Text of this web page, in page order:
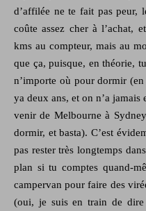
d’affilée ne te fait pas peur,
coûte assez cher à l’achat,
kms au compteur, mais au
que ça, puisque, en théorie,
n’importe où pour dormir
ya deux ans, et on n’a
venir de Melbourne à
dormir, et basta). C’est
pas rester très longtemps
plan si tu comptes quand-
campervan pour faire des
(oui, je suis en train de